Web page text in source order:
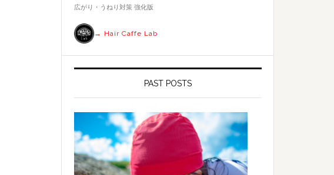
す
広がり・うねり対策 強化版
→ Hair Caffe Lab
PAST POSTS